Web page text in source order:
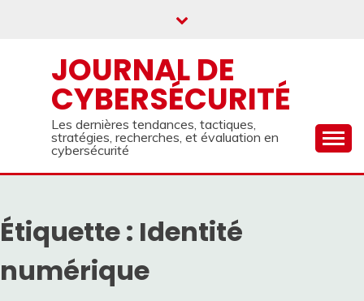
JOURNAL DE
CYBERSÉCURITÉ
Les dernières tendances, tactiques,
stratégies, recherches, et évaluation en
cybersécurité
Étiquette : Identité
numérique